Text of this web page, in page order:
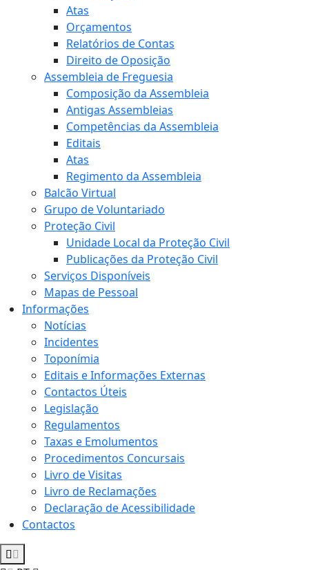
Atas
Orçamentos
Relatórios de Contas
Direito de Oposição
Assembleia de Freguesia
Composição da Assembleia
Antigas Assembleias
Competências da Assembleia
Editais
Atas
Regimento da Assembleia
Balcão Virtual
Grupo de Voluntariado
Proteção Civil
Unidade Local da Proteção Civil
Publicações da Proteção Civil
Serviços Disponíveis
Mapas de Pessoal
Informações
Notícias
Incidentes
Toponímia
Editais e Informações Externas
Contactos Úteis
Legislação
Regulamentos
Taxas e Emolumentos
Procedimentos Concursais
Livro de Visitas
Livro de Reclamações
Declaração de Acessibilidade
Contactos